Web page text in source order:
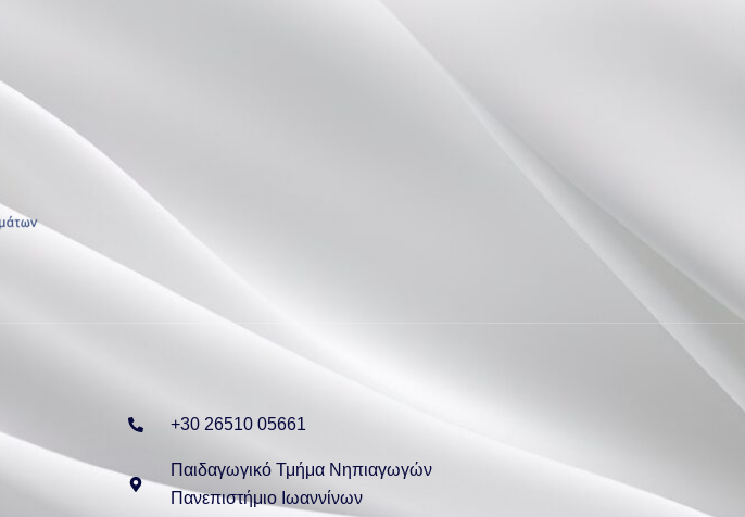
+30 26510 05661
Παιδαγωγικό Τμήμα Νηπιαγωγών
Πανεπιστήμιο Ιωαννίνων